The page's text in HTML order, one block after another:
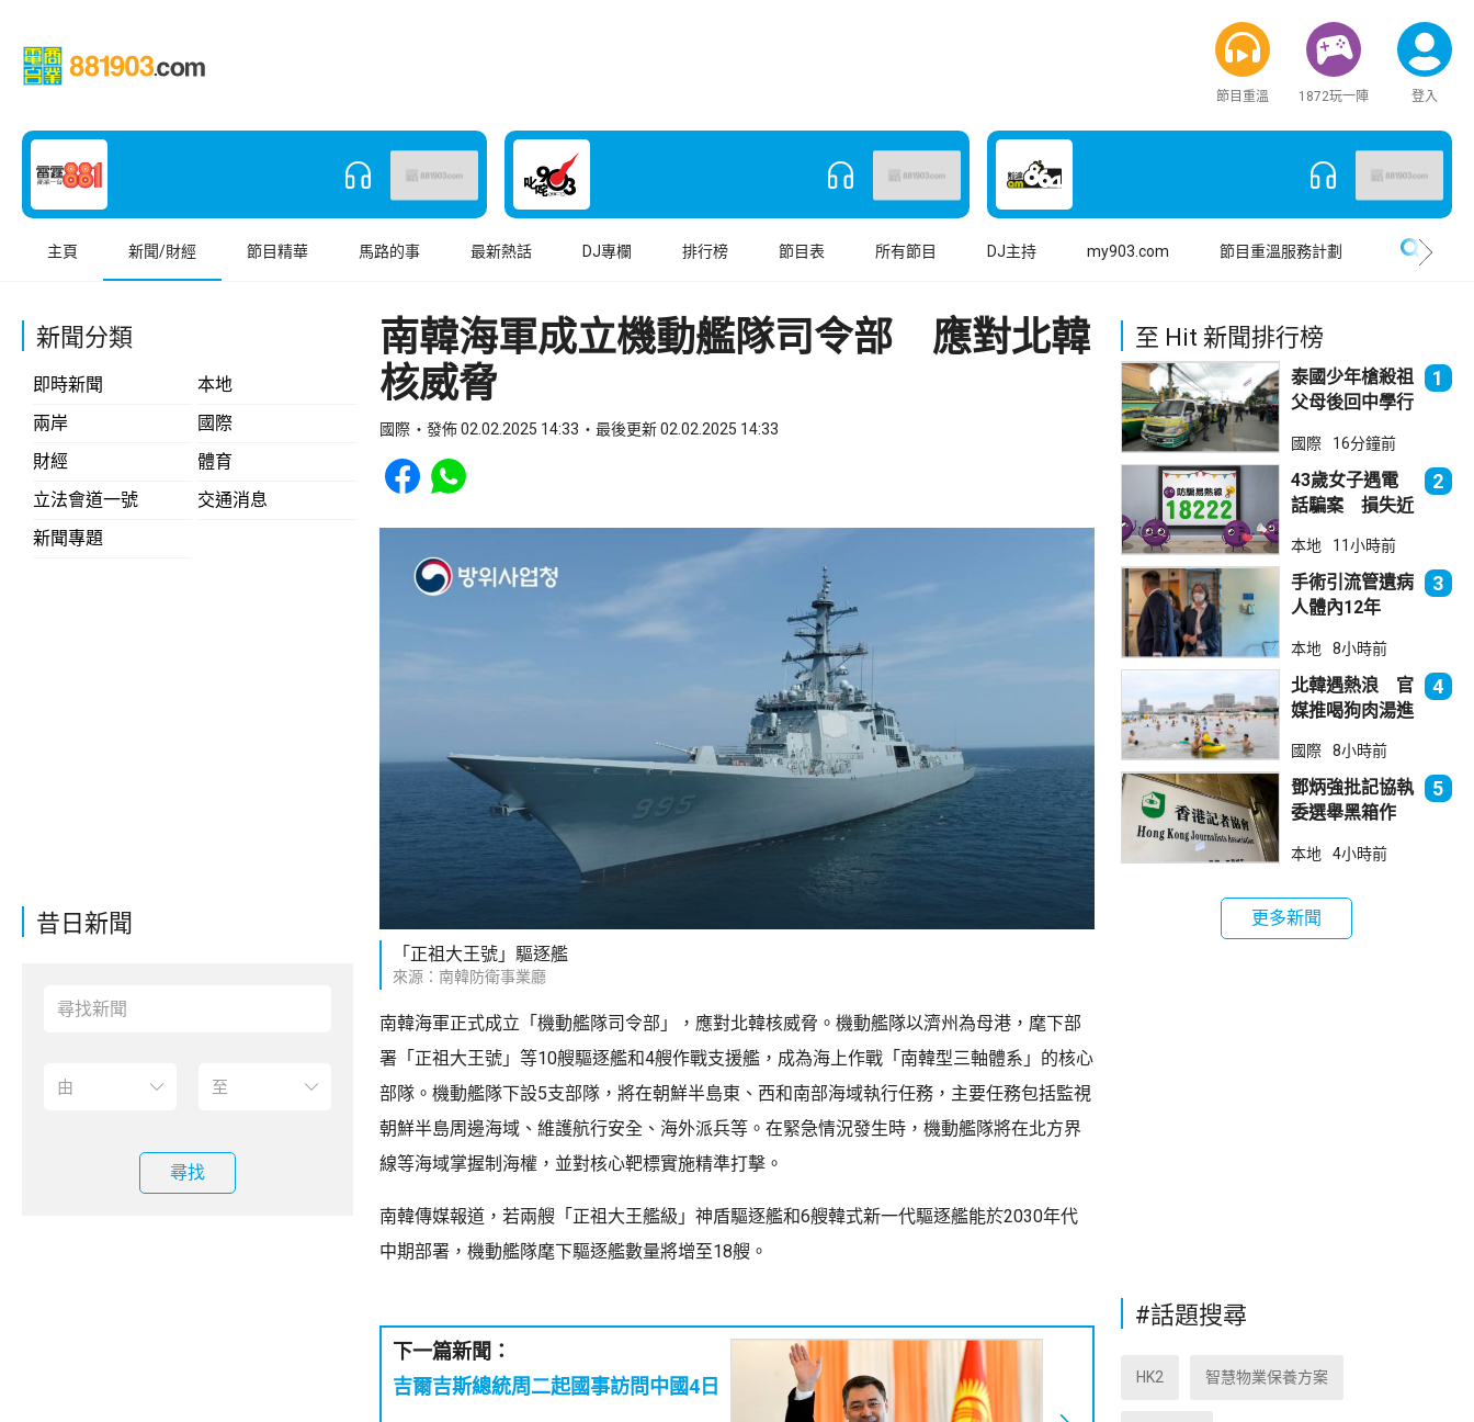
節目重溫 1872玩一陣 登入
主頁 新聞/財經 節目精華 馬路的事 最新熱話 DJ專欄 排行榜 節目表 所有節目 DJ主持 my903.com 節目重溫服務計劃
新聞分類
即時新聞
本地
兩岸
國際
財經
體育
立法會道一號
交通消息
新聞專題
昔日新聞
尋找
南韓海軍成立機動艦隊司令部 應對北韓
核威脅
國際 發佈 02.02.2025 14:33 最後更新 02.02.2025 14:33
Share to Facebook
Share to WhatsApp
「正祖大王號」驅逐艦
來源：南韓防衛事業廳
南韓海軍正式成立「機動艦隊司令部」，應對北韓核威脅。機動艦隊以濟州為母港，麾下部
署「正祖大王號」等10艘驅逐艦和4艘作戰支援艦，成為海上作戰「南韓型三軸體系」的核心
部隊。機動艦隊下設5支部隊，將在朝鮮半島東、西和南部海域執行任務，主要任務包括監視
朝鮮半島周邊海域、維護航行安全、海外派兵等。在緊急情況發生時，機動艦隊將在北方界
線等海域掌握制海權，並對核心靶標實施精準打擊。
南韓傳媒報道，若兩艘「正祖大王艦級」神盾驅逐艦和6艘韓式新一代驅逐艦能於2030年代
中期部署，機動艦隊麾下驅逐艦數量將增至18艘。
下一篇新聞：
吉爾吉斯總統周二起國事訪問中國4日
至 Hit 新聞排行榜
泰國少年槍殺祖
父母後回中學行
死23傷
1
國際 16分鐘前
43歲女子遇電
話騙案 損失近
2
本地 11小時前
手術引流管遺病
人體內12年
業失當除牌1個
月
3
本地 8小時前
北韓遇熱浪 官
媒推喝狗肉湯進
4
國際 8小時前
鄧炳強批記協執
委選舉黑箱作
國安一定「釘死
5
本地 4小時前
更多新聞
#話題搜尋
HK2 智慧物業保養方案